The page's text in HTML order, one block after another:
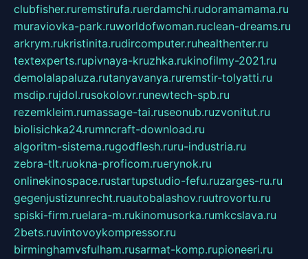
clubfisher.ruremstirufa.ruerdamchi.rudoramamama.ru
muraviovka-park.ruworldofwoman.ruclean-dreams.ru
arkrym.rukristinita.rudircomputer.ruhealthenter.ru
textexperts.rupivnaya-kruzhka.rukinofilmy-2021.ru
demolalapaluza.rutanyavanya.ruremstir-tolyatti.ru
msdip.rujdol.rusokolovr.runewtech-spb.ru
rezemkleim.rumassage-tai.ruseonub.ruzvonitut.ru
biolisichka24.rumncraft-download.ru
algoritm-sistema.rugodflesh.ruru-industria.ru
zebra-tlt.ruokna-proficom.ruerynok.ru
onlinekinospace.rustartupstudio-fefu.ruzarges-ru.ru
gegenjustizunrecht.ruautobalashov.ruutrovortu.ru
spiski-firm.ruelara-m.rukinomusorka.rumkcslava.ru
2bets.ruvintovoykompressor.ru
birminghamvsfulham.rusarmat-komp.rupioneeri.ru